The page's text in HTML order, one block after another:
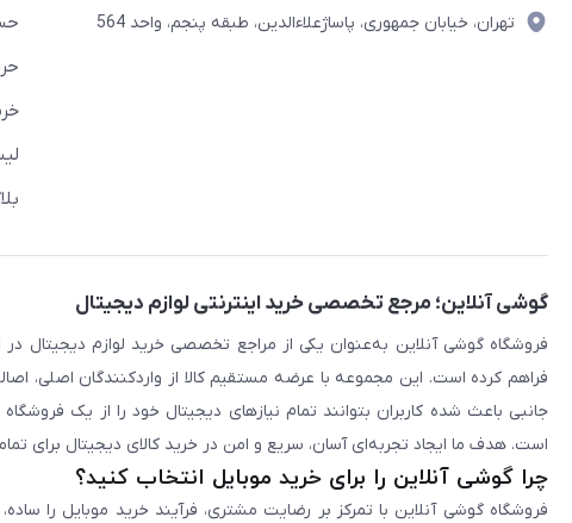
تهران، خیابان جمهوری، پاساژعلاءالدین، طبقه پنجم، واحد 564
گوشی آنلاین؛ مرجع تخصصی خرید اینترنتی لوازم دیجیتال
فراهم کرده است. این مجموعه با عرضه مستقیم کالا از واردکنندگان اصلی،
جانبی باعث شده کاربران بتوانند تمام نیازهای دیجیتال خود را از یک
است. هدف ما ایجاد تجربه‌ای آسان، سریع و امن در خرید کالای دیجیتال برای
چرا گوشی آنلاین را برای خرید موبایل انتخاب کنید؟
فروشگاه گوشی آنلاین با تمرکز بر رضایت مشتری، فرآیند خرید موبایل را